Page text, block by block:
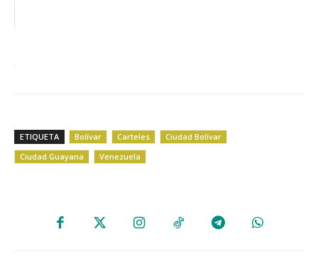
ETIQUETA Bolívar Carteles
Ciudad Bolívar
Ciudad Guayana
Venezuela